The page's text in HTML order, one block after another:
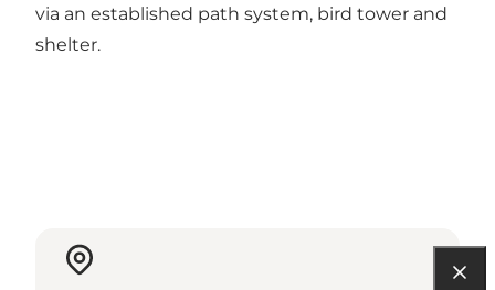
via an established path system, bird tower and
shelter.